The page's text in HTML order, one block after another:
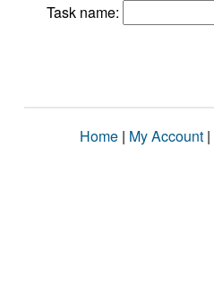
Task name:
Home | My Account |